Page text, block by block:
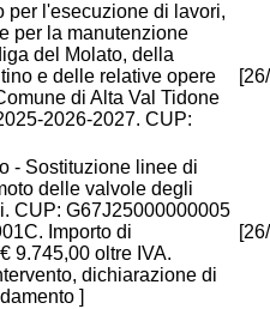
per l'esecuzione di lavori,
per la manutenzione
del Molato, della
e delle relative opere
di Alta Val Tidone
2026-2027. CUP:
- Sostituzione linee di
delle valvole degli
CUP: G67J25000000005
Importo di
9.745,00 oltre IVA.
dichiarazione di
]